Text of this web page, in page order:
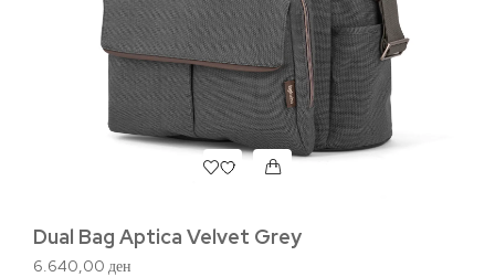
Dual Bag Aptica Velvet Grey
6.640,00 ден